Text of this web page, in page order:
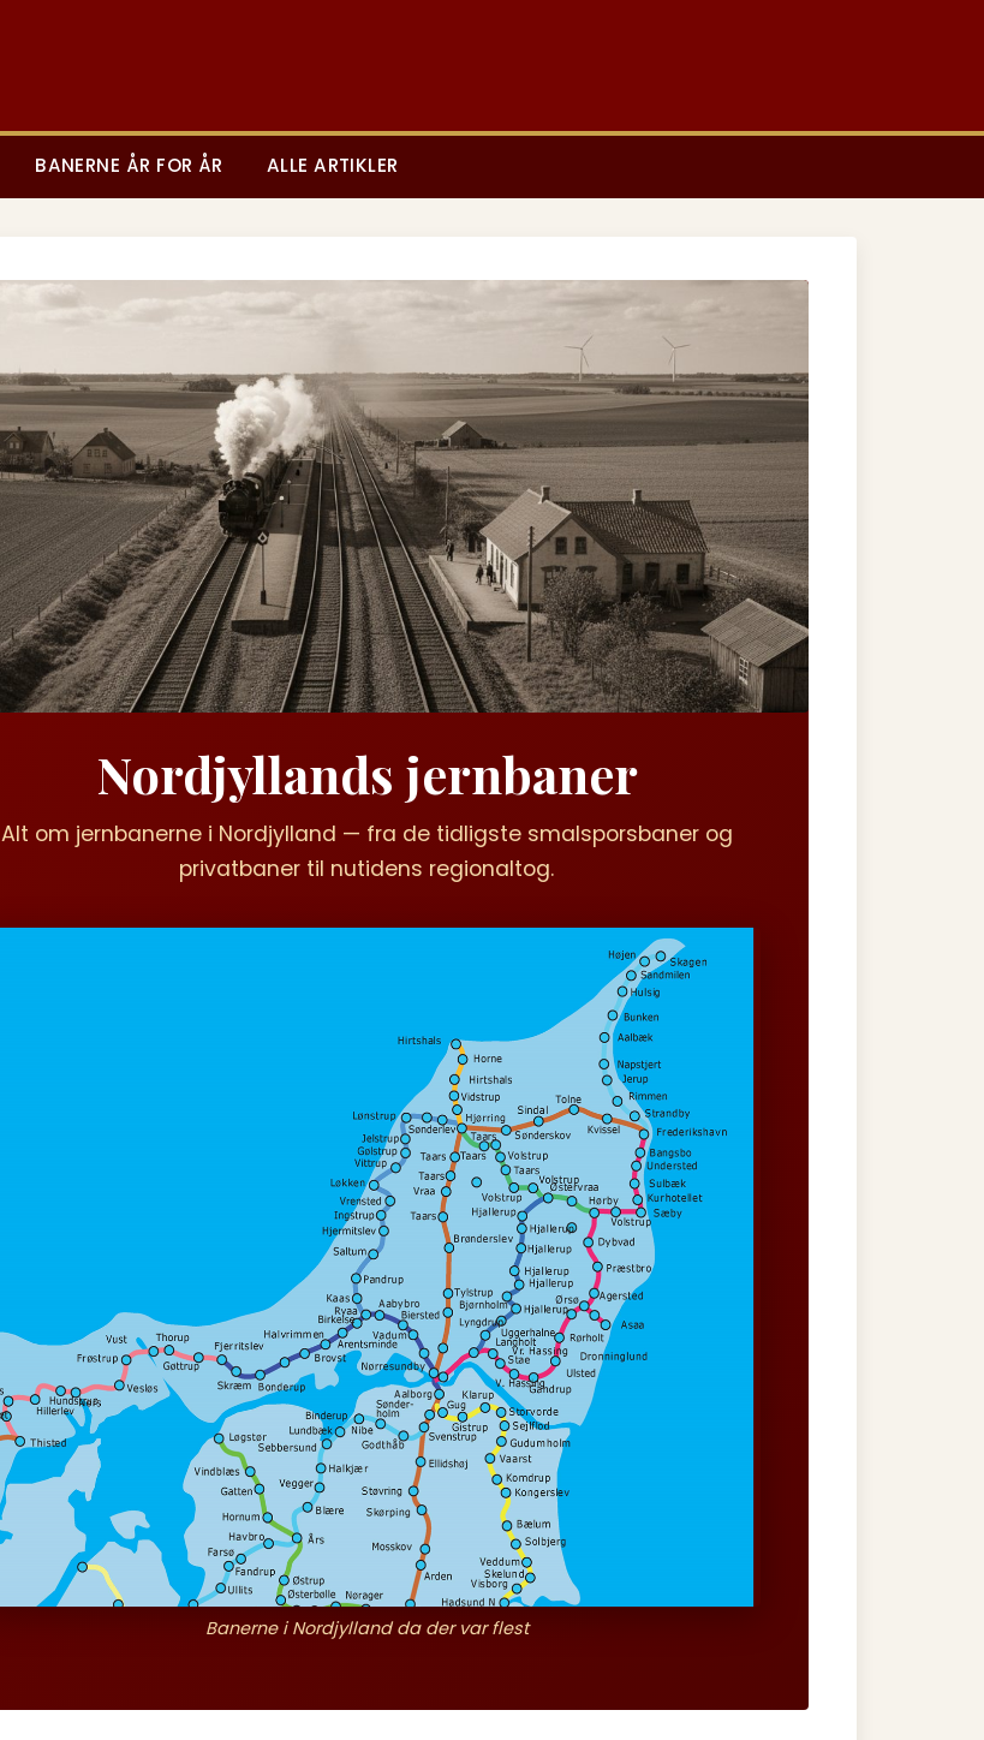
BANERNE ÅR FOR ÅR ALLE ARTIKLER
Nordjyllands jernbaner
Alt om jernbanerne i Nordjylland — fra de tidligste smalsporsbaner og
privatbaner til nutidens regionaltog.
Banerne i Nordjylland da der var flest